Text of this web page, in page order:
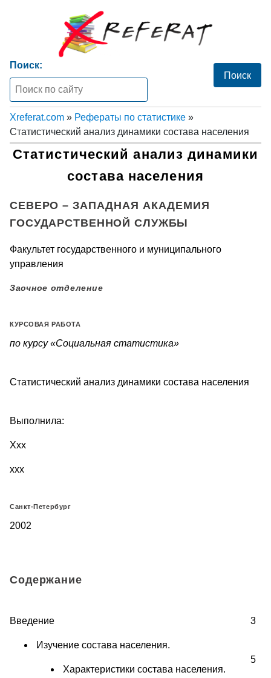
Поиск:
Xreferat.com » Рефераты по статистике »
Статистический анализ динамики состава населения
Статистический анализ динамики
состава населения
СЕВЕРО – ЗАПАДНАЯ АКАДЕМИЯ
ГОСУДАРСТВЕННОЙ СЛУЖБЫ
Факультет государственного и муниципального
управления
Заочное отделение
КУРСОВАЯ РАБОТА
по курсу «Социальная статистика»
Статистический анализ динамики состава населения
Выполнила:
Xxx
xxx
Санкт-Петербург
2002
Содержание
Введение
Изучение состава населения.
Характеристики состава населения.
3
5